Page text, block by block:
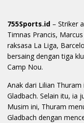
755Sports.id – Striker
Timnas Prancis,
raksasa La Liga,
bersaing dengan tiga
Camp Nou.
Anak dari Lilian
Gladbach. Selain itu, ia
Musim ini, Thuram
Gladbach dengan